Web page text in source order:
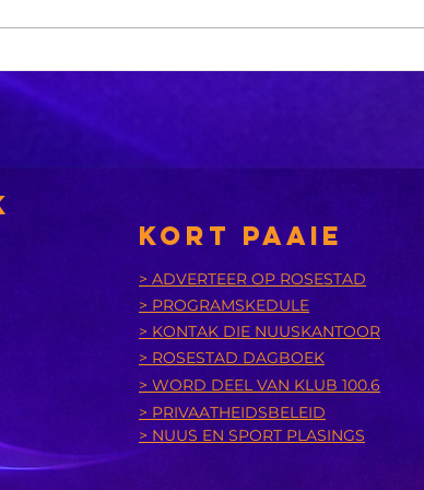
in
'n
bars
KORT PAAIE
> ADVERTEER OP ROSESTAD
> PROGRAMSKEDULE
> KONTAK DIE NUUSKANTOOR
> ROSESTAD DAGBOEK
> WORD DEEL VAN KLUB 100.6
> PRIVAATHEIDSBELEID
> NUUS EN SPORT PLASINGS